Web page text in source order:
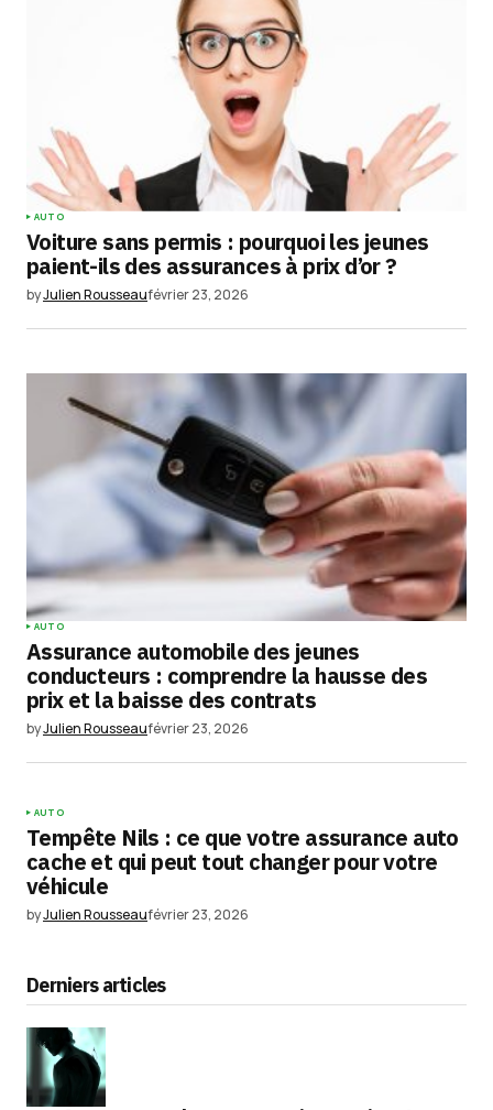
AUTO
Voiture sans permis : pourquoi les jeunes
paient-ils des assurances à prix d’or ?
byJulien Rousseaufévrier 23, 2026
AUTO
Assurance automobile des jeunes
conducteurs : comprendre la hausse des
prix et la baisse des contrats
byJulien Rousseaufévrier 23, 2026
AUTO
Tempête Nils : ce que votre assurance auto
cache et qui peut tout changer pour votre
véhicule
byJulien Rousseaufévrier 23, 2026
Derniers articles